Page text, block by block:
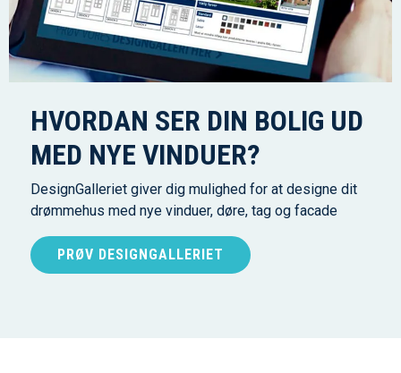
HVORDAN SER DIN BOLIG UD
MED NYE VINDUER?
DesignGalleriet giver dig mulighed for at designe dit
drømmehus med nye vinduer, døre, tag og facade
PRØV DESIGNGALLERIET